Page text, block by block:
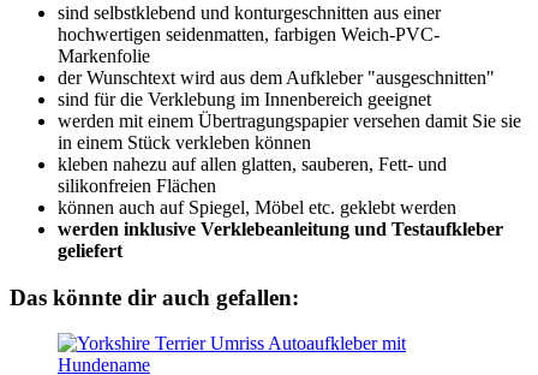
sind selbstklebend und konturgeschnitten aus einer
hochwertigen seidenmatten, farbigen Weich-PVC-
Markenfolie
der Wunschtext wird aus dem Aufkleber "ausgeschnitten"
sind für die Verklebung im Innenbereich geeignet
werden mit einem Übertragungspapier versehen damit Sie sie
in einem Stück verkleben können
kleben nahezu auf allen glatten, sauberen, Fett- und
silikonfreien Flächen
können auch auf Spiegel, Möbel etc. geklebt werden
werden inklusive Verklebeanleitung und Testaufkleber
geliefert
Das könnte dir auch gefallen: